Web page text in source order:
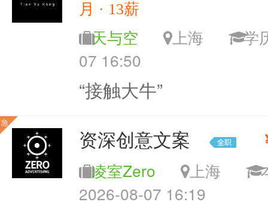
月 · 13薪
天与空 上海
学
07 16:50
“接触大牛”
急
资深创意文案
凌室Zero 上海
2026-08-07 16:19